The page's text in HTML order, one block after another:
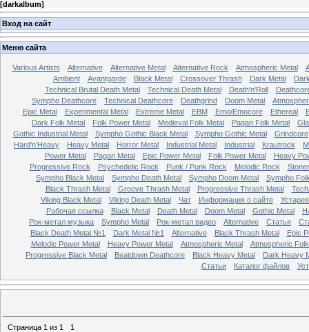
[darkalbum]
Вход на сайт
Меню сайта
Various Artists Alternative Alternative Metal Alternative Rock Atmospheric Metal
Ambient
Avantgarde Black Metal Crossover Thrash Dark Metal
Technical Brutal Death Metal
Technical Death Metal Death'n'Roll
Sympho Deathcore
Technical Deathcore Deathgrind Doom Metal
Epic Metal
Experimental Metal Extreme Metal EBM Emo/Emocore Ethereal
Dark Folk Metal
Folk Power Metal Medieval Folk Metal Pagan Folk Metal
Gothic Industrial Metal
Sympho Gothic Black Metal Sympho Gothic Metal
Grindcore
Hard'n'Heavy
Heavy Metal Horror Metal Industrial Metal Industrial Krautrock
Power Metal
Pagan Metal Epic Power Metal Folk Power Metal
Heavy
Progressive Rock
Psychedelic Rock Punk / Punk Rock Melodic Rock
Sympho Black Metal
Sympho Death Metal Sympho Doom Metal
Sympho
Black Thrash Metal
Groove Thrash Metal Progressive Thrash Metal
Viking Black Metal
Viking Death Metal Чат Информация о сайте
Рабочая ссылка
Black Metal Death Metal Doom Metal Gothic Metal
Рок-метал музыка
Sympho Metal Рок-метал видео Alternative Статья
Black Death Metal №1
Dark Metal №1 Alternative Black Thrash Metal
Epic
Melodic Power Metal
Heavy Power Metal Atmospheric Metal
Atmospheric
Progressive Black Metal
Beatdown Deathcore Black Heavy Metal
Dark Heavy
Статьи
Каталог файлов
Страница 1 из 1
1